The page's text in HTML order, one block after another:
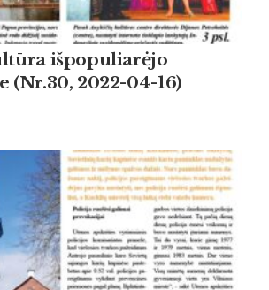
išpopuliarėjo
(Nr.30, 2022-04-16)